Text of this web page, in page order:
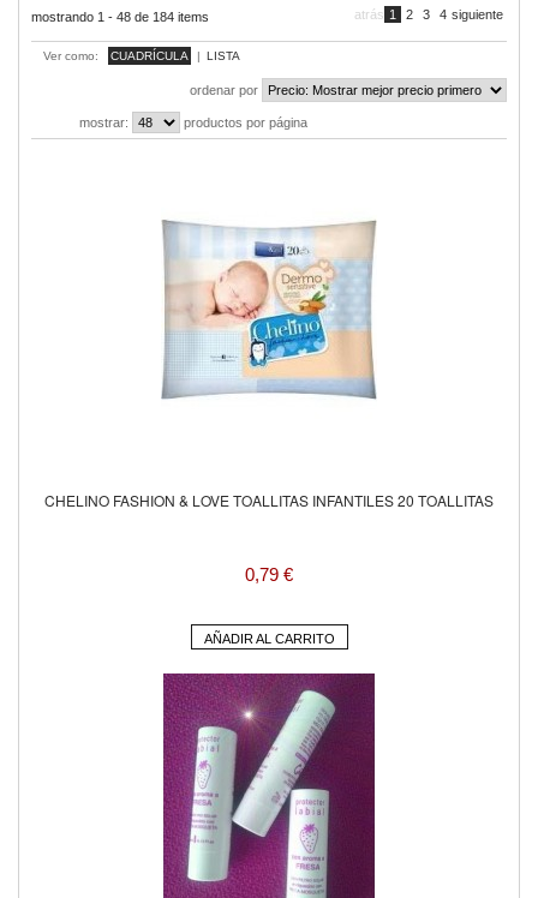
atrás 1 2 3 4 siguiente
mostrando 1 - 48 de 184 items
Ver como: CUADRÍCULA | LISTA
ordenar por
mostrar:
productos por página
CHELINO FASHION & LOVE TOALLITAS INFANTILES 20 TOALLITAS
0,79 €
AÑADIR AL CARRITO